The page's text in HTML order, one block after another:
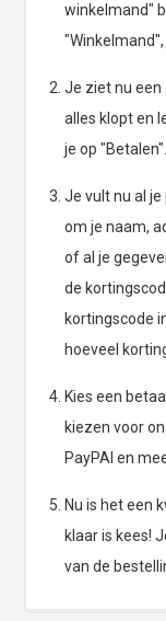
winkelmand"
Je ziet nu een
alles klopt en
je op "Betalen".
Je vult nu al
om je naam,
of al je
de
kortingscode
hoeveel
Kies een
kiezen voor
PayPAl en
Nu is het een
klaar is kees!
van de